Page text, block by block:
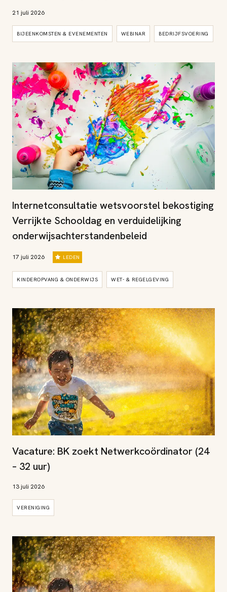
21 juli 2026
BIJEENKOMSTEN & EVENEMENTEN WEBINAR BEDRIJFSVOERING
Internetconsultatie wetsvoorstel bekostiging
Verrijkte Schooldag en verduidelijking
onderwijsachterstandenbeleid
17 juli 2026 LEDEN
KINDEROPVANG & ONDERWIJS WET- & REGELGEVING
Vacature: BK zoekt Netwerkcoördinator (24
– 32 uur)
13 juli 2026
VERENIGING